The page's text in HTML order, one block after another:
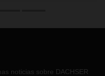
este mes una nueva
de DACHSER
con la reducción
noticias sobre DACHSER